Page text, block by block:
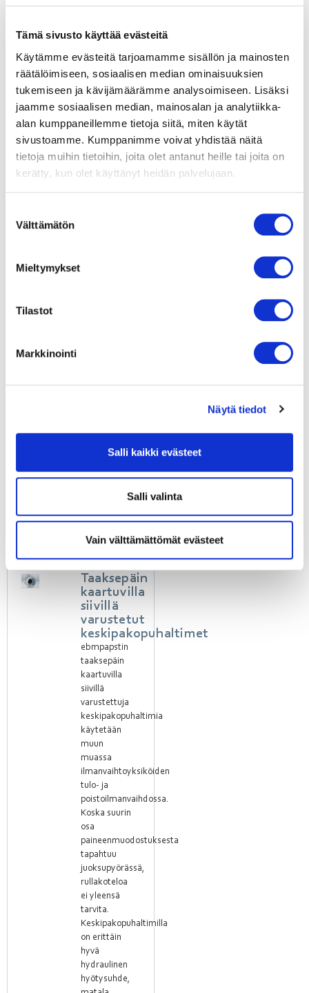
Tämä sivusto käyttää evästeitä
Käytämme evästeitä tarjoamamme sisällön ja mainosten
räätälöimiseen, sosiaalisen median ominaisuuksien
tukemiseen ja kävijämäärämme analysoimiseen. Lisäksi
jaamme sosiaalisen median, mainosalan ja analytiikka-
alan kumppaneillemme tietoja siitä, miten käytät
sivustoamme. Kumppanimme voivat yhdistää näitä
tietoja muihin tietoihin, joita olet antanut heille tai joita on
kerätty, kun olet käyttänyt heidän palvelujaan.
valinta
Välttämätön
Mieltymykset
Tilastot
Markkinointi
Näytä tiedot
Salli kaikki evästeet
Salli valinta
Vain välttämättömät evästeet
t
Fjäderdä
mpare
SP775-
05
L
L
ä
e
i
t
Taaksepäin
kaartuvilla
siivillä
varustetut
keskipakopuhaltimet
ebmpapstin
taaksepäin
kaartuvilla
siivillä
varustettuja
keskipakopuhaltimia
käytetään
muun
muassa
ilmanvaihtoyksiköiden
tulo- ja
poistoilmanvaihdossa.
Koska suurin
osa
paineenmuodostuksesta
tapahtuu
juoksupyörässä,
rullakoteloa
ei yleensä
tarvita.
Keskipakopuhaltimilla
on erittäin
hyvä
hydraulinen
hyötysuhde,